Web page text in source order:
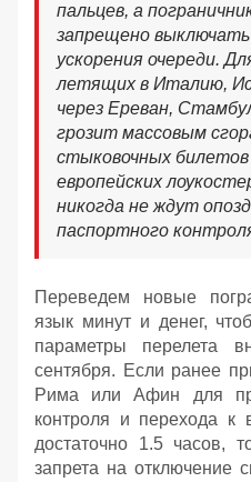
пальцев, а
запрещено
ускорения очереди.
летящих в Италию,
через Ереван,
грозит массовым
стыковочных
европейских
никогда не ждут
паспортного
Переведем новые
язык минут и денег,
параметры перелета
сентября. Если ранее
Рима или Афин для
контроля и перехода к
достаточно 1.5 часов,
запрета на отключение